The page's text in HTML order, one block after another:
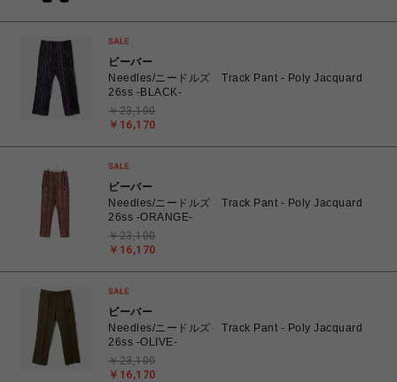
ビーバー
Needles/ニードルズ Track Pant - Poly Jacquard
26ss -BLACK-
￥16,170
￥23,100
ビーバー
Needles/ニードルズ Track Pant - Poly Jacquard
26ss -ORANGE-
￥16,170
￥23,100
ビーバー
Needles/ニードルズ Track Pant - Poly Jacquard
26ss -OLIVE-
￥16,170
￥23,100